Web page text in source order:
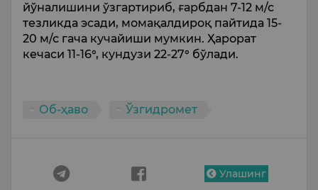
йўналишини ўзгартириб, ғарбдан 7-12 м/с
тезликда эсади, момақалдироқ пайтида 15-
20 м/с гача кучайиши мумкин. Ҳарорат
кечаси 11-16°, кундузи 22-27° бўлади.
Об-ҳаво Ўзгидромет
Улашинг